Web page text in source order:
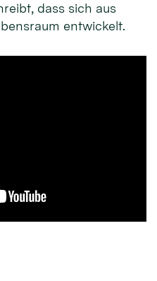
dass sich aus
entwickelt.